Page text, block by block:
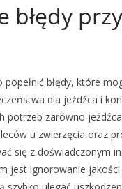
błędy
błędy, które
dla jeźdźca i
zarówno
u zwierzęcia oraz
się z doświadczonym
jest ignorowanie